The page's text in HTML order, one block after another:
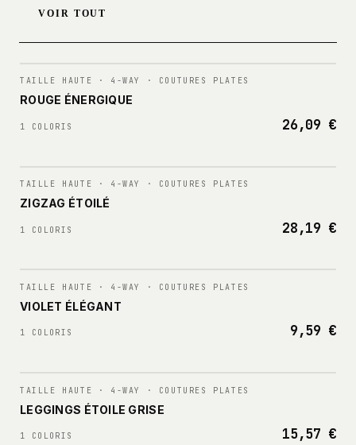
VOIR TOUT
N° 001
TAILLE HAUTE · 4-WAY · COUTURES PLATES
ROUGE ÉNERGIQUE
1 COLORIS 26,09 €
N° 002
TAILLE HAUTE · 4-WAY · COUTURES PLATES
ZIGZAG ÉTOILÉ
1 COLORIS 28,19 €
N° 003
TAILLE HAUTE · 4-WAY · COUTURES PLATES
VIOLET ÉLÉGANT
1 COLORIS 9,59 €
N° 004
TAILLE HAUTE · 4-WAY · COUTURES PLATES
LEGGINGS ÉTOILE GRISE
1 COLORIS 15,57 €